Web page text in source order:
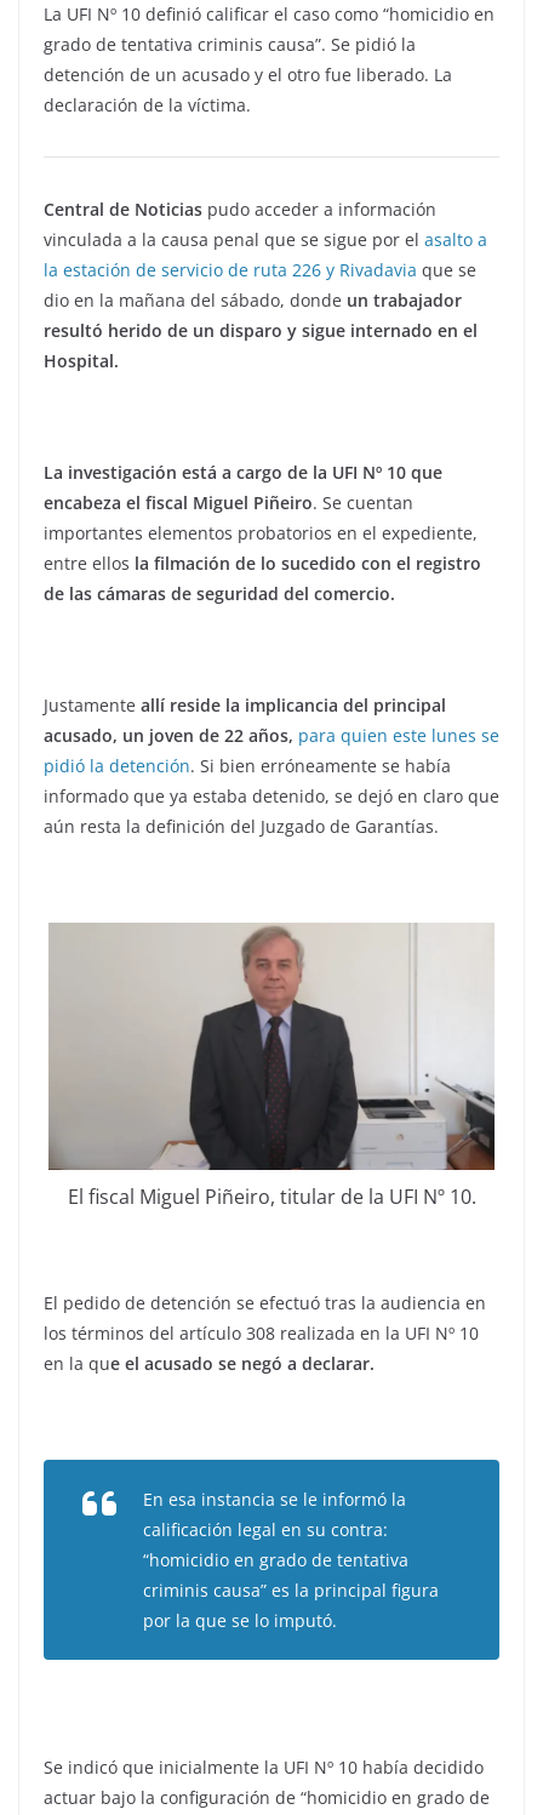
La UFI Nº 10 definió calificar el caso como “homicidio en
grado de tentativa criminis causa”. Se pidió la
detención de un acusado y el otro fue liberado. La
declaración de la víctima.
Central de Noticias pudo acceder a información
vinculada a la causa penal que se sigue por el asalto a
la estación de servicio de ruta 226 y Rivadavia que se
dio en la mañana del sábado, donde un trabajador
resultó herido de un disparo y sigue internado en el
Hospital.
La investigación está a cargo de la UFI Nº 10 que
encabeza el fiscal Miguel Piñeiro. Se cuentan
importantes elementos probatorios en el expediente,
entre ellos la filmación de lo sucedido con el registro
de las cámaras de seguridad del comercio.
Justamente allí reside la implicancia del principal
acusado, un joven de 22 años, para quien este lunes se
pidió la detención. Si bien erróneamente se había
informado que ya estaba detenido, se dejó en claro que
aún resta la definición del Juzgado de Garantías.
El fiscal Miguel Piñeiro, titular de la UFI Nº 10.
El pedido de detención se efectuó tras la audiencia en
los términos del artículo 308 realizada en la UFI Nº 10
en la que el acusado se negó a declarar.
En esa instancia se le informó la
calificación legal en su contra:
“homicidio en grado de tentativa
criminis causa” es la principal figura
por la que se lo imputó.
Se indicó que inicialmente la UFI Nº 10 había decidido
actuar bajo la configuración de “homicidio en grado de